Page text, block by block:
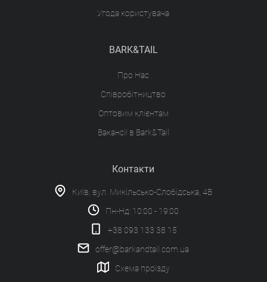
Угода користувача
BARK&TAIL
Про Нас
Співробітництво
Оптовим клієнтам
Вакансії в Bark&Tail
Контакти
Київ, вул. Микільсько-Слобідська, 4В
Пн-Нд: 10:00 - 19:00
+38 093 133 38 15
offer@barkandtail.com.ua
Схема проїзду